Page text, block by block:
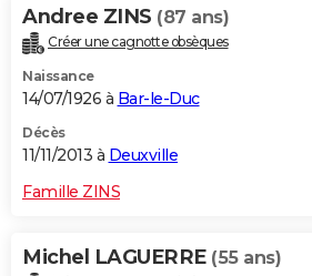
Andree ZINS (87 ans)
Créer une cagnotte obsèques
Naissance
14/07/1926 à Bar-le-Duc
Décès
11/11/2013 à Deuxville
Famille ZINS
Michel LAGUERRE (55 ans)